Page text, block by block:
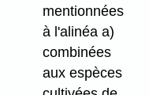
mentionnées
à l'alinéa a)
combinées
aux espèces